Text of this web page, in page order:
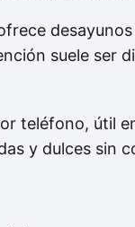
suele ser
teléfono, útil
y dulces sin